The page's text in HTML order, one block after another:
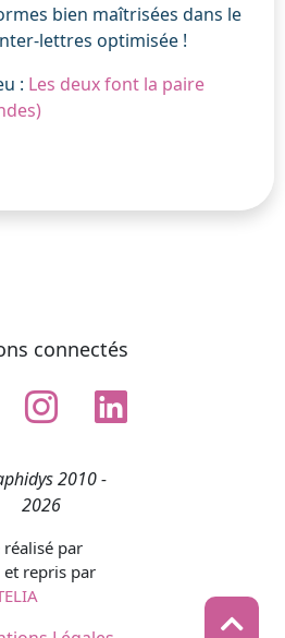
bien maîtrisées dans le
lettres optimisée !
: Les deux font la paire
connectés
2010 -
2026
réalisé par
et repris par